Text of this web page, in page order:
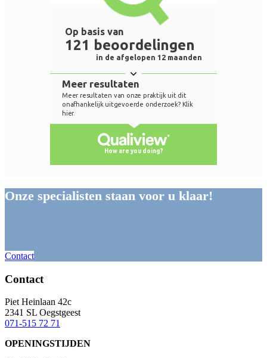
Onze specialisten staan voor u klaar!
Contact
Contact
Piet Heinlaan 42c
2341 SL Oegstgeest
071-515 72 71
OPENINGSTIJDEN